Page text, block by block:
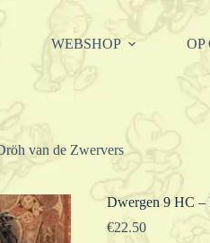
WEBSHOP OP
van de Zwervers
Dwergen 9 HC –
€22.50